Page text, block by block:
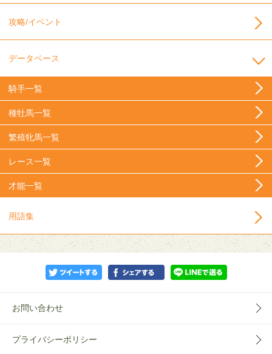
攻略/イベント
データベース
騎手一覧
種牡馬一覧
繁殖牝馬一覧
レース一覧
才能一覧
用語集
お問い合わせ
プライバシーポリシー